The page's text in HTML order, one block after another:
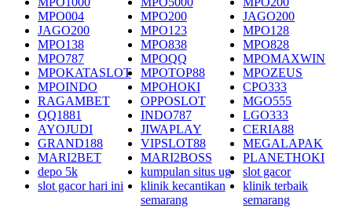
MPO004
MPO200
JAGO200
JAGO200
MPO123
MPO128
MPO138
MPO838
MPO828
MPO787
MPOQQ
MPOMAXWIN
MPOKATASLOT
MPOTOP88
MPOZEUS
MPOINDO
MPOHOKI
CPO333
RAGAMBET
OPPOSLOT
MGO555
QQ1881
INDO787
LGO333
AYOJUDI
JIWAPLAY
CERIA88
GRAND188
VIPSLOT88
MEGALAPAK
MARI2BET
MARI2BOSS
PLANETHOKI
depo 5k
kumpulan situs ug
slot gacor
slot gacor hari ini
klinik kecantikan
semarang
klinik terbaik
semarang